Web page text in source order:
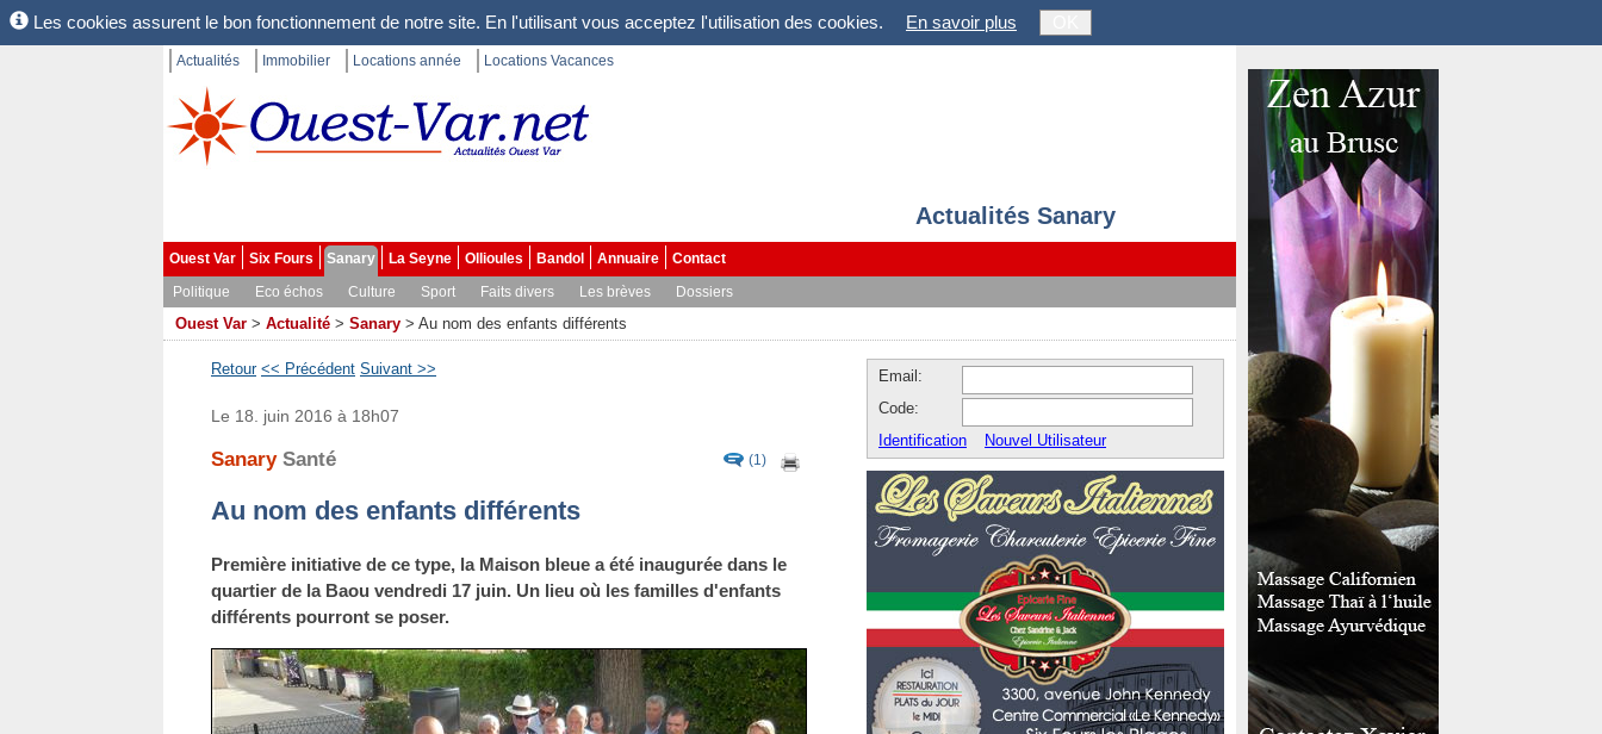
Les cookies assurent le bon fonctionnement de notre site. En l'utilisant vous acceptez l'utilisation des cookies. En savoir plus
Actualités Immobilier Locations année Locations Vacances
Actualités Sanary
Ouest Var Six Fours Sanary La Seyne Ollioules Bandol Annuaire
Contact
Politique
Eco échos Culture Sport Faits divers Les brèves Dossiers
Ouest Var > Actualité > Sanary > Au nom des enfants différents
Retour << Précédent Suivant >>
(1)
Le 18. juin 2016 à 18h07
Sanary Santé
Au nom des enfants différents
Première initiative de ce type, la Maison bleue a été inaugurée dans le
quartier de la Baou vendredi 17 juin. Un lieu où les familles d'enfants
différents pourront se poser.
Email:
Code:
Identification
Nouvel Utilisateur